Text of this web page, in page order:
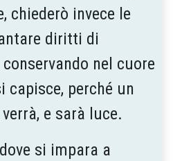
chiederò invece le
diritti di
nel cuore
capisce, perché un
e sarà luce.
si impara a